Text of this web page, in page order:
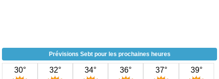
Prévisions Sebt pour les prochaines heures
30° 32° 34° 36° 37° 39°